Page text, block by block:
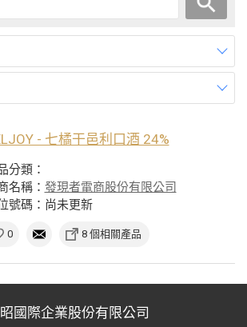
- 七橘干邑利口酒 24%
分類：
名稱： 發現者電商股份有限公司
號碼：尚未更新
0 8 個相關產品
國際企業股份有限公司